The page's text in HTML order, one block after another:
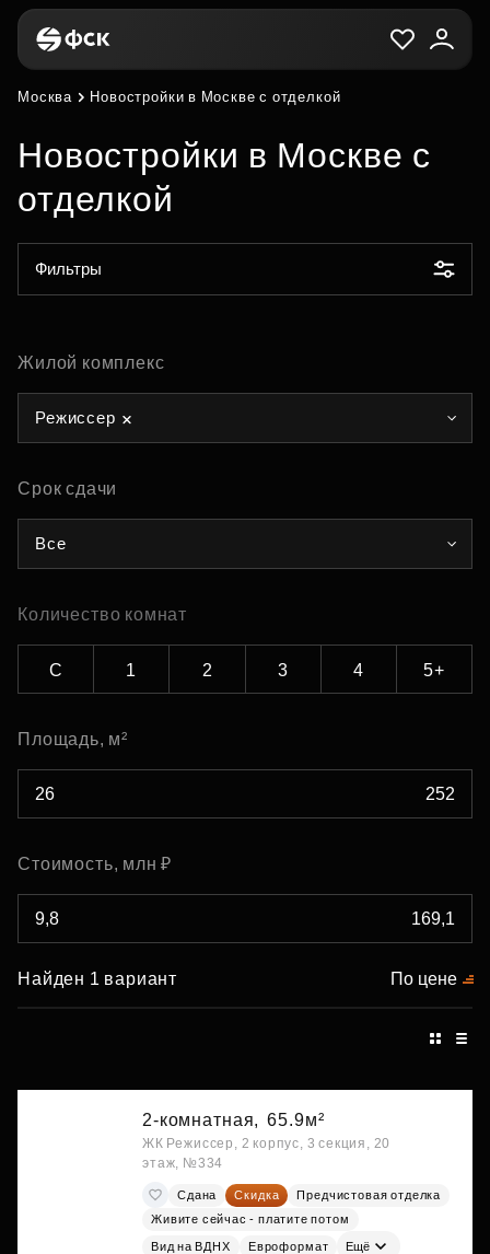
Москва Новостройки в Москве с отделкой
Новостройки в Москве с
отделкой
Фильтры
Жилой комплекс
Режиссер
Срок сдачи
Все
Количество комнат
С 1 2 3 4 5+
Площадь, м²
Стоимость, млн ₽
Найден 1 вариант По цене
2-комнатная, 65.9м²
ЖК Режиссер, 2 корпус, 3 секция, 20
этаж, №334
Сдана Скидка
Предчистовая отделка
Живите сейчас - платите потом
Вид на ВДНХ Евроформат Ещё